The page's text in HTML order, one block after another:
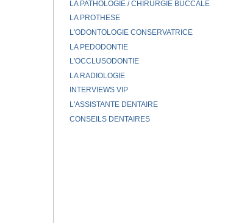
LA PATHOLOGIE / CHIRURGIE BUCCALE
LA PROTHESE
L'ODONTOLOGIE CONSERVATRICE
LA PEDODONTIE
L'OCCLUSODONTIE
LA RADIOLOGIE
INTERVIEWS VIP
L'ASSISTANTE DENTAIRE
CONSEILS DENTAIRES